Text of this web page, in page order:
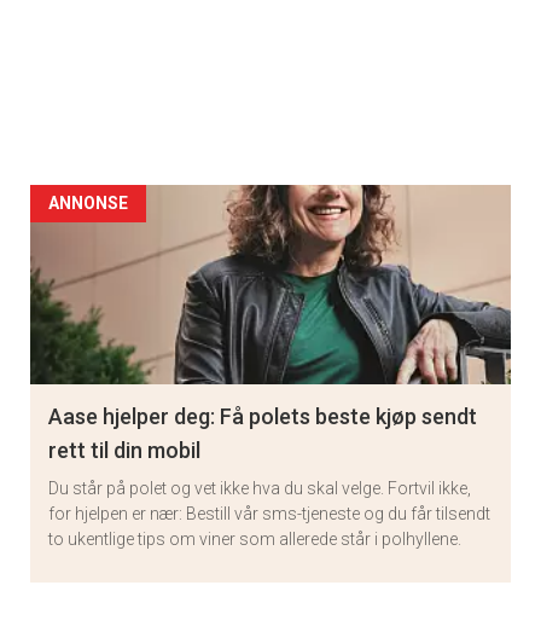
ANNONSE
Aase hjelper deg: Få polets beste kjøp sendt
rett til din mobil
Du står på polet og vet ikke hva du skal velge. Fortvil ikke,
for hjelpen er nær: Bestill vår sms-tjeneste og du får tilsendt
to ukentlige tips om viner som allerede står i polhyllene.